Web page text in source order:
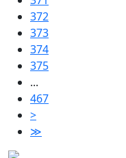
372
373
374
375
...
467
>
≫